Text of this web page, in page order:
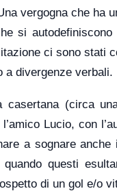
vergogna che ha
si
ci sono stati
a divergenze verbali.
(circa
Lucio, con
a sognare
questi
di un gol e/o